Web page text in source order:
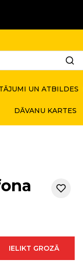
UN ATBILDES
DĀVANU KARTES
IELIKT GROZĀ